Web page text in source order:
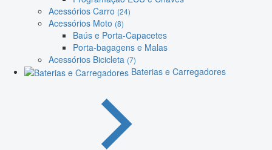
Acessórios Carro (24)
Acessórios Moto (8)
Baús e Porta-Capacetes
Porta-bagagens e Malas
Acessórios Bicicleta (7)
Baterias e Carregadores